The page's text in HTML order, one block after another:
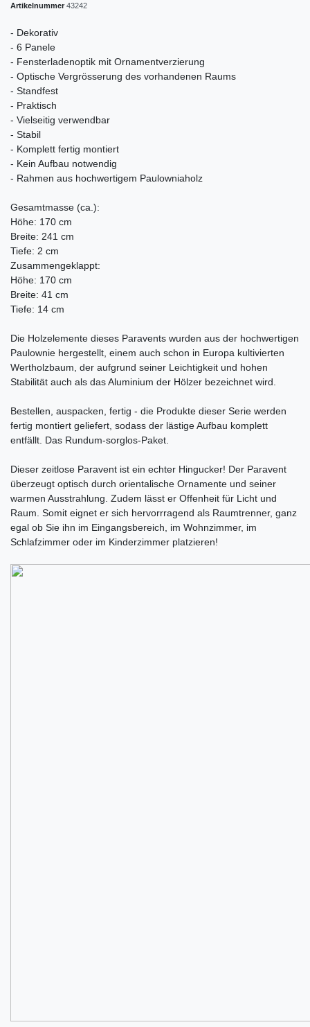
Artikelnummer 43242
- Dekorativ
- 6 Panele
- Fensterladenoptik mit Ornamentverzierung
- Optische Vergrösserung des vorhandenen Raums
- Standfest
- Praktisch
- Vielseitig verwendbar
- Stabil
- Komplett fertig montiert
- Kein Aufbau notwendig
- Rahmen aus hochwertigem Paulowniaholz
Gesamtmasse (ca.):
Höhe: 170 cm
Breite: 241 cm
Tiefe: 2 cm
Zusammengeklappt:
Höhe: 170 cm
Breite: 41 cm
Tiefe: 14 cm
Die Holzelemente dieses Paravents wurden aus der hochwertigen
Paulownie hergestellt, einem auch schon in Europa kultivierten
Wertholzbaum, der aufgrund seiner Leichtigkeit und hohen
Stabilität auch als das Aluminium der Hölzer bezeichnet wird.
Bestellen, auspacken, fertig - die Produkte dieser Serie werden
fertig montiert geliefert, sodass der lästige Aufbau komplett
entfällt. Das Rundum-sorglos-Paket.
Dieser zeitlose Paravent ist ein echter Hingucker! Der Paravent
überzeugt optisch durch orientalische Ornamente und seiner
warmen Ausstrahlung. Zudem lässt er Offenheit für Licht und
Raum. Somit eignet er sich hervorrragend als Raumtrenner, ganz
egal ob Sie ihn im Eingangsbereich, im Wohnzimmer, im
Schlafzimmer oder im Kinderzimmer platzieren!